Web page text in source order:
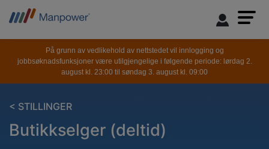
På grunn av vedlikehold av nettstedet vil innlogging og
jobbsøknadsfunksjoner være utilgjengelige i følgende periode: lørdag 2.
august kl. 23:00 til søndag 3. august kl. 09:00
< STILLINGER
Butikkselger (deltid)